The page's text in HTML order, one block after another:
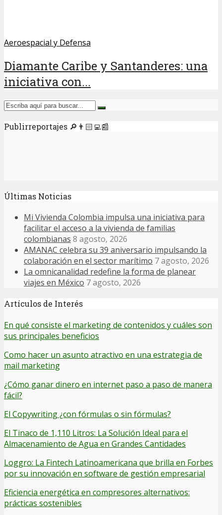
Aeroespacial y Defensa
Diamante Caribe y Santanderes: una
iniciativa con...
Publirreportajes 🔎👨🏻‍💻📰
Últimas Noticias
Mi Vivienda Colombia impulsa una iniciativa para
facilitar el acceso a la vivienda de familias
colombianas 8 agosto, 2026
AMANAC celebra su 39 aniversario impulsando la
colaboración en el sector marítimo 7 agosto, 2026
La omnicanalidad redefine la forma de planear
viajes en México 7 agosto, 2026
Artículos de Interés
En qué consiste el marketing de contenidos y cuáles son
sus principales beneficios
Como hacer un asunto atractivo en una estrategia de
mail marketing
¿Cómo ganar dinero en internet paso a paso de manera
fácil?
El Copywriting ¿con fórmulas o sin fórmulas?
El Tinaco de 1,110 Litros: La Solución Ideal para el
Almacenamiento de Agua en Grandes Cantidades
Loggro: La Fintech Latinoamericana que brilla en Forbes
por su innovación en software de gestión empresarial
Eficiencia energética en compresores alternativos:
prácticas sostenibles